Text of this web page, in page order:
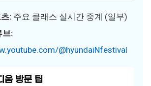
: 주요 클래스 실시간 중계 (일부)
브:
@hyundaiNfestival
움 방문 팁